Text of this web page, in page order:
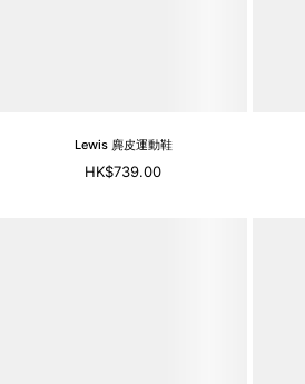
Lewis 麂皮運動鞋
HK$739.00